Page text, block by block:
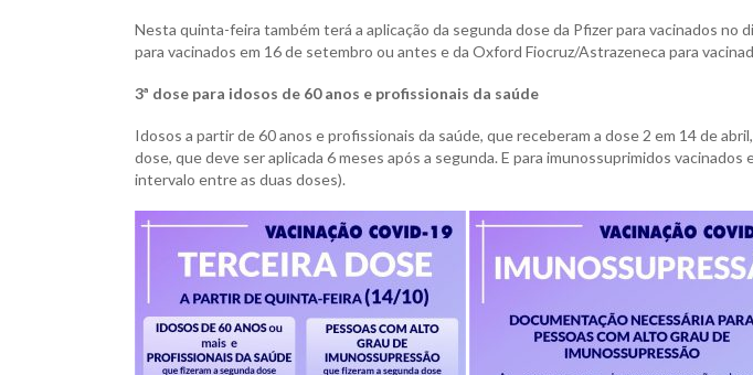
Nesta quinta-feira também terá a aplicação da segunda dose da Pfizer para vacinados no
para vacinados em 16 de setembro ou antes e da Oxford Fiocruz/Astrazeneca para
3ª dose para idosos de 60 anos e profissionais da saúde
Idosos a partir de 60 anos e profissionais da saúde, que receberam a dose 2 em 14 de
dose, que deve ser aplicada 6 meses após a segunda. E para imunossuprimidos
intervalo entre as duas doses).